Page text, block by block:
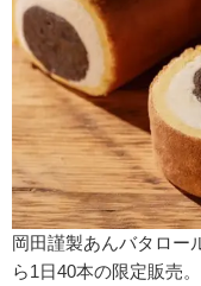
岡田謹製あんバタロー
ら1日40本の限定販売